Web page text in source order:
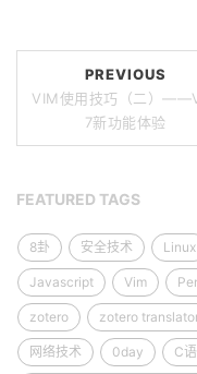
PREVIOUS
VIM使用技巧（二）
7新功能体验
FEATURED TAGS
8卦 安全技术 Linux
Javascript Vim
zotero zotero
网络技术 0day C